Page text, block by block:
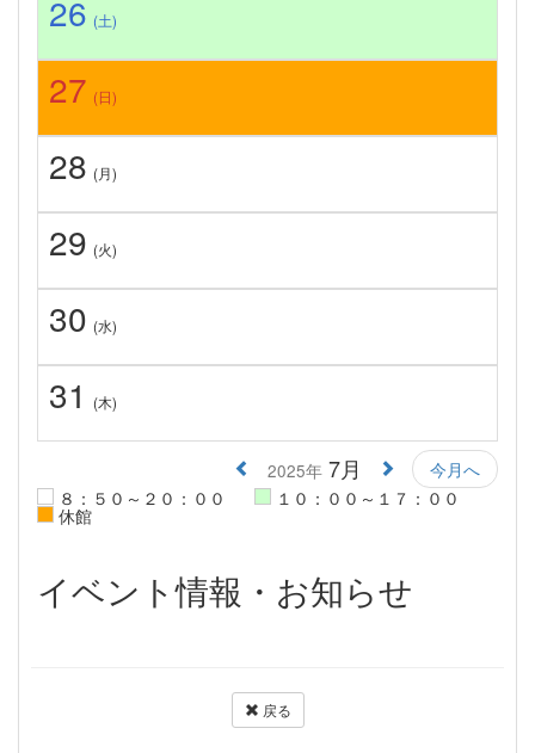
26 (土)
27 (日)
28 (月)
29 (火)
30 (水)
31 (木)
2025年 7月
今月へ
８：５０～２０：００
１０：００～１７：００
休館
イベント情報・お知らせ
戻る